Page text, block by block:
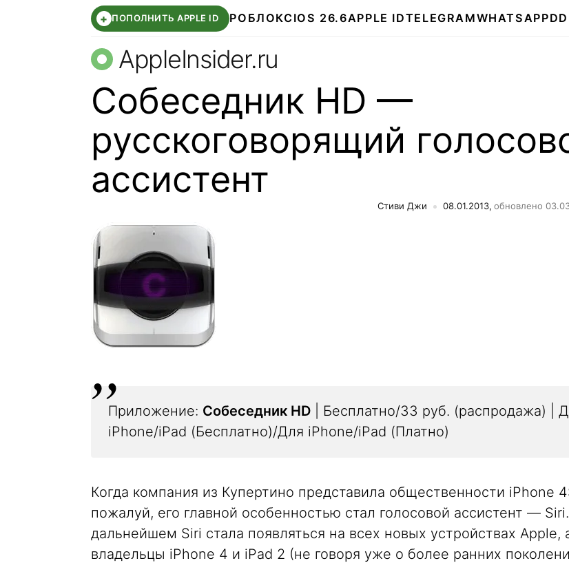
+ ПОПОЛНИТЬ APPLE ID РОБЛОКС IOS 26.6APPLE IDTELEGRAMWHATSAPP
AppleInsider.ru
Собеседник HD —
русскоговорящий
ассистент
Стиви Джи 08.01.2013, обновлено
Приложение: Собеседник HD | Бесплатно/33 руб. (распродажа) |
iPhone/iPad (Бесплатно)/Для iPhone/iPad (Платно)
Когда компания из Купертино представила общественности iPhone
пожалуй, его главной особенностью стал голосовой ассистент —
дальнейшем Siri стала появляться на всех новых устройствах Apple,
владельцы iPhone 4 и iPad 2 (не говоря уже о более ранних